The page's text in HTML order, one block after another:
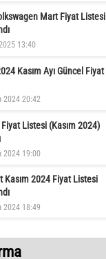
Mart Fiyat Listesi
13:40
Kasım Ayı Güncel Fiyat
2024 20:42
Listesi (Kasım 2024)
2024 19:00
Kasım 2024 Fiyat Listesi
2024 18:49